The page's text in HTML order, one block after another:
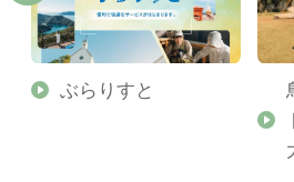
ぶらりすと